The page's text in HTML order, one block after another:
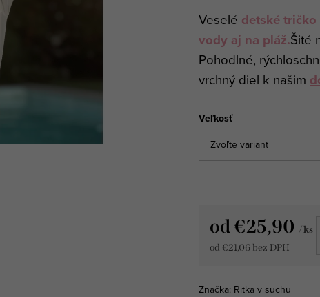
Veselé detské
vody aj na pláž.Šité
Pohodlné,
vrchný diel k našim
Veľkosť
od€25,90 / ks
od €21,06 bez DPH
Značka: Ritka v suchu